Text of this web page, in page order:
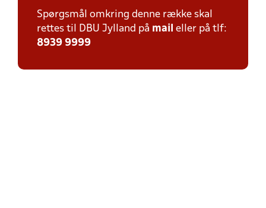
Spørgsmål omkring denne række skal
rettes til DBU Jylland på mail eller på tlf:
8939 9999